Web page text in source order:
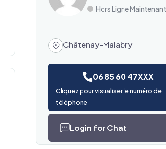
Hors Ligne Maintenant
Châtenay-Malabry
06 85 60 47XXX
Cliquez pour visualiser le numéro de
téléphone
Login for Chat